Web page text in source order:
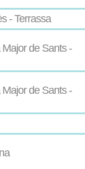
- Terrassa
de Sants -
de Sants -